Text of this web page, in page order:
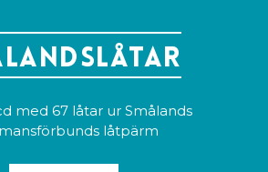
med 67 låtar ur Smålands
låtpärm